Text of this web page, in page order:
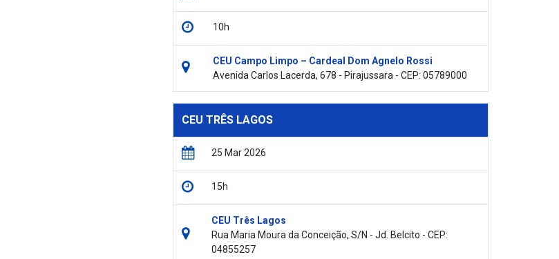
10h
CEU Campo Limpo – Cardeal Dom Agnelo Rossi
Avenida Carlos Lacerda, 678 - Pirajussara - CEP: 05789000
CEU TRÊS LAGOS
25 Mar 2026
15h
CEU Três Lagos
Rua Maria Moura da Conceição, S/N - Jd. Belcito - CEP:
04855257